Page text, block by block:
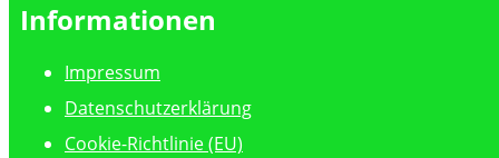
Informationen
Impressum
Datenschutzerklärung
Cookie-Richtlinie (EU)